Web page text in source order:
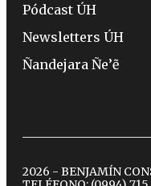
Pódcast ÚH
Newsletters ÚH
Ñandejara Ñe’ẽ
2026 - BENJAMÍN